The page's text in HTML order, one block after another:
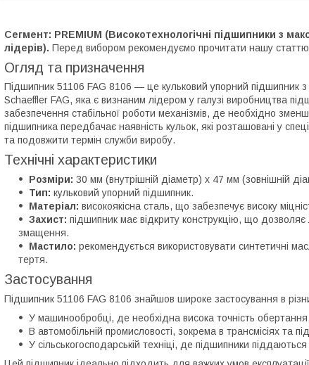
Сегмент: PREMIUM (Високотехнологічні підшипники з
лідерів). Перед вибором рекомендуємо прочитати нашу
Огляд та призначення
Підшипник 51106 FAG 8106 — це кульковий упорний підшипник
Schaeffler FAG, яка є визнаним лідером у галузі виробництва
забезпечення стабільної роботи механізмів, де необхідно
підшипника передбачає наявність кульок, які розташовані у
та подовжити термін служби виробу.
Технічні характеристики
Розміри: 30 мм (внутрішній діаметр) x 47 мм (зовнішній
Тип: кульковий упорний підшипник.
Матеріал: високоякісна сталь, що забезпечує високу
Захист: підшипник має відкриту конструкцію, що
змащення.
Мастило: рекомендується використовувати синтетичні
тертя.
Застосування
Підшипник 51106 FAG 8106 знайшов широке застосування в
У машинообробці, де необхідна висока точність обертання.
В автомобільній промисловості, зокрема в трансмісіях та
У сільськогосподарській техніці, де підшипники